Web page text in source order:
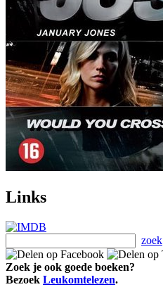
Links
zoek
Zoek je ook goede boeken?
Bezoek Leukomtelezen.